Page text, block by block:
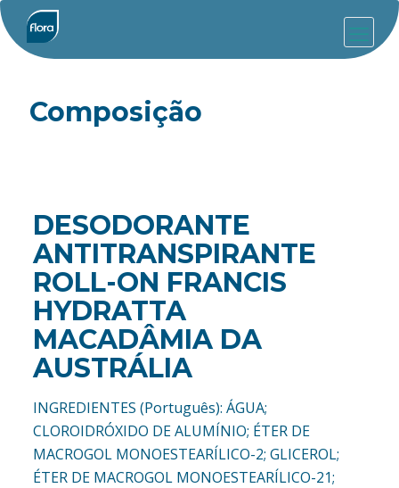
Composição
DESODORANTE
ANTITRANSPIRANTE
ROLL-ON FRANCIS
HYDRATTA
MACADÂMIA DA
AUSTRÁLIA
INGREDIENTES (Português): ÁGUA;
CLOROIDRÓXIDO DE ALUMÍNIO; ÉTER DE
MACROGOL MONOESTEARÍLICO-2; GLICEROL;
ÉTER DE MACROGOL MONOESTEARÍLICO-21;